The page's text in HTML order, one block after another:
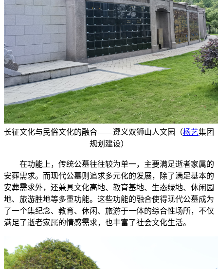
长征文化与民俗文化的融合——遵义双狮山人文园（杨艺集团
规划建设）
在功能上，传统公墓往往较为单一，主要满足逝者家属的
安葬需求。而现代公墓则追求多元化的发展，除了满足基本的
安葬需求外，还兼具文化高地、教育基地、生态绿地、休闲园
地、旅游胜地等多重功能。这些功能的融合使得现代公墓成为
了一个集纪念、教育、休闲、旅游于一体的综合性场所，不仅
满足了逝者家属的情感需求，也丰富了社会文化生活。